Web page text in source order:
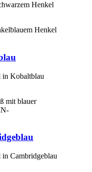
Henkel
in Kobaltblau
Cambridgeblau